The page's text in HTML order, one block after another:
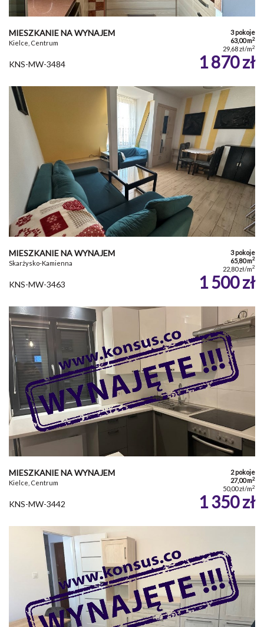
MIESZKANIE NA WYNAJEM
Kielce, Centrum
3 pokoje
63,00 m2
29,68 zł/m2
KNS-MW-3484 1 870 zł
MIESZKANIE NA WYNAJEM
Skarżysko-Kamienna
3 pokoje
65,80 m2
22,80 zł/m2
KNS-MW-3463 1 500 zł
MIESZKANIE NA WYNAJEM
Kielce, Centrum
2 pokoje
27,00 m2
50,00 zł/m2
KNS-MW-3442 1 350 zł